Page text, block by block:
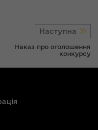
Наступна
Наказ про оголошення
конкурсу